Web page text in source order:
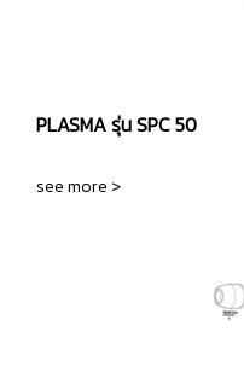
PLASMA รุ่น SPC 50
see more >